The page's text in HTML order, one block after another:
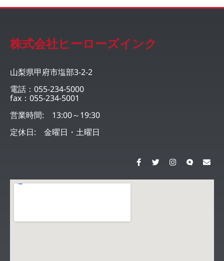
株式会社ヒーローズインク
山梨県甲府市塩部3-2-2
電話：055-234-5000
fax：055-234-5001
営業時間: 13:00～19:30
定休日: 金曜日・土曜日